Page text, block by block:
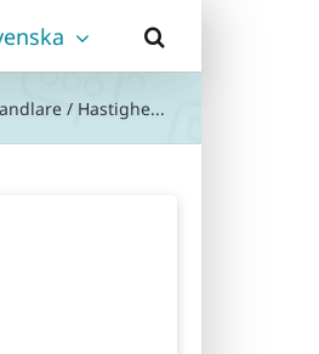
/ Hastighe...